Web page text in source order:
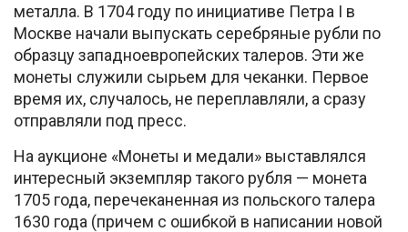
металла. В 1704 году по инициативе Петра I в
Москве начали выпускать серебряные рубли по
образцу западноевропейских талеров. Эти же
монеты служили сырьем для чеканки. Первое
время их, случалось, не переплавляли, а сразу
отправляли под пресс.
На аукционе «Монеты и медали» выставлялся
интересный экземпляр такого рубля — монета
1705 года, перечеканенная из польского талера
1630 года (причем с ошибкой в написании новой